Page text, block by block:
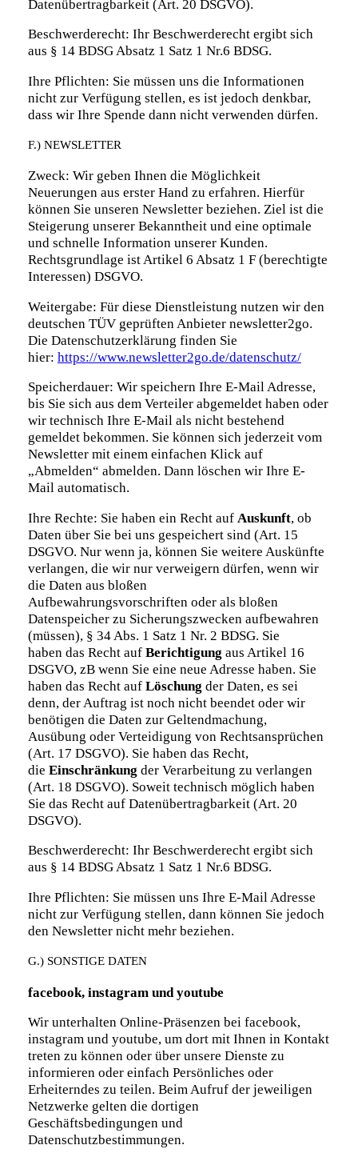
Datenübertragbarkeit (Art. 20 DSGVO).
Beschwerderecht: Ihr Beschwerderecht ergibt sich
aus § 14 BDSG Absatz 1 Satz 1 Nr.6 BDSG.
Ihre Pflichten: Sie müssen uns die Informationen
nicht zur Verfügung stellen, es ist jedoch denkbar,
dass wir Ihre Spende dann nicht verwenden dürfen.
F.) NEWSLETTER
Zweck: Wir geben Ihnen die Möglichkeit
Neuerungen aus erster Hand zu erfahren. Hierfür
können Sie unseren Newsletter beziehen. Ziel ist die
Steigerung unserer Bekanntheit und eine optimale
und schnelle Information unserer Kunden.
Rechtsgrundlage ist Artikel 6 Absatz 1 F (berechtigte
Interessen) DSGVO.
Weitergabe: Für diese Dienstleistung nutzen wir den
deutschen TÜV geprüften Anbieter newsletter2go.
Die Datenschutzerklärung finden Sie
hier: https://www.newsletter2go.de/datenschutz/
Speicherdauer: Wir speichern Ihre E-Mail Adresse,
bis Sie sich aus dem Verteiler abgemeldet haben oder
wir technisch Ihre E-Mail als nicht bestehend
gemeldet bekommen. Sie können sich jederzeit vom
Newsletter mit einem einfachen Klick auf
„Abmelden“ abmelden. Dann löschen wir Ihre E-
Mail automatisch.
Ihre Rechte: Sie haben ein Recht auf Auskunft, ob
Daten über Sie bei uns gespeichert sind (Art. 15
DSGVO. Nur wenn ja, können Sie weitere Auskünfte
verlangen, die wir nur verweigern dürfen, wenn wir
die Daten aus bloßen
Aufbewahrungsvorschriften oder als bloßen
Datenspeicher zu Sicherungszwecken aufbewahren
(müssen), § 34 Abs. 1 Satz 1 Nr. 2 BDSG. Sie
haben das Recht auf Berichtigung aus Artikel 16
DSGVO, zB wenn Sie eine neue Adresse haben. Sie
haben das Recht auf Löschung der Daten, es sei
denn, der Auftrag ist noch nicht beendet oder wir
benötigen die Daten zur Geltendmachung,
Ausübung oder Verteidigung von Rechtsansprüchen
(Art. 17 DSGVO). Sie haben das Recht,
die Einschränkung der Verarbeitung zu verlangen
(Art. 18 DSGVO). Soweit technisch möglich haben
Sie das Recht auf Datenübertragbarkeit (Art. 20
DSGVO).
Beschwerderecht: Ihr Beschwerderecht ergibt sich
aus § 14 BDSG Absatz 1 Satz 1 Nr.6 BDSG.
Ihre Pflichten: Sie müssen uns Ihre E-Mail Adresse
nicht zur Verfügung stellen, dann können Sie jedoch
den Newsletter nicht mehr beziehen.
G.) SONSTIGE DATEN
facebook, instagram und youtube
Wir unterhalten Online-Präsenzen bei facebook,
instagram und youtube, um dort mit Ihnen in Kontakt
treten zu können oder über unsere Dienste zu
informieren oder einfach Persönliches oder
Erheiterndes zu teilen. Beim Aufruf der jeweiligen
Netzwerke gelten die dortigen
Geschäftsbedingungen und
Datenschutzbestimmungen.